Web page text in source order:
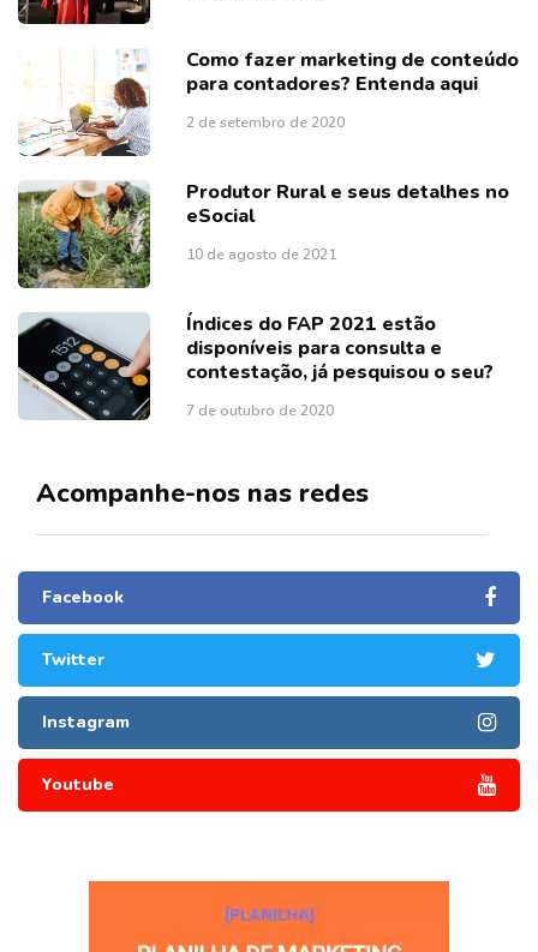
Como fazer marketing de conteúdo
para contadores? Entenda aqui
2 de setembro de 2020
Produtor Rural e seus detalhes no
eSocial
10 de agosto de 2021
Índices do FAP 2021 estão
disponíveis para consulta e
contestação, já pesquisou o seu?
7 de outubro de 2020
Acompanhe-nos nas redes
Facebook
Twitter
Instagram
Youtube